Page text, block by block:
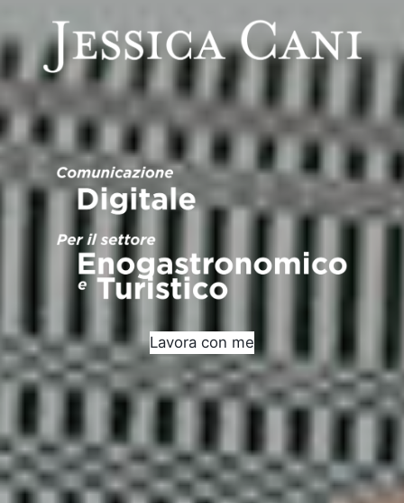
Lavora con me